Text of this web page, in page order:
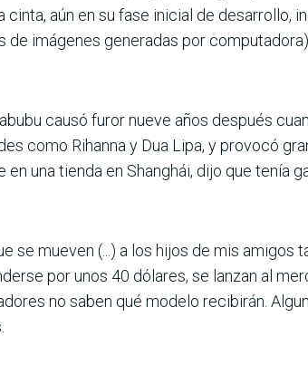
cinta, aún en su fase inicial de desarrollo,
de imágenes generadas por
causó furor nueve años después
como Rihanna y Dua Lipa, y provocó
una tienda en Shanghái, dijo que tenía
se mueven (...) a los hijos de mis amigos
por unos 40 dólares, se lanzan al
no saben qué modelo recibirán.